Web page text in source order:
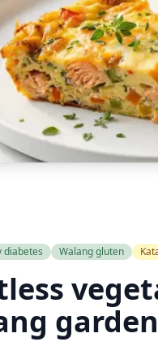
diabetes Walang gluten